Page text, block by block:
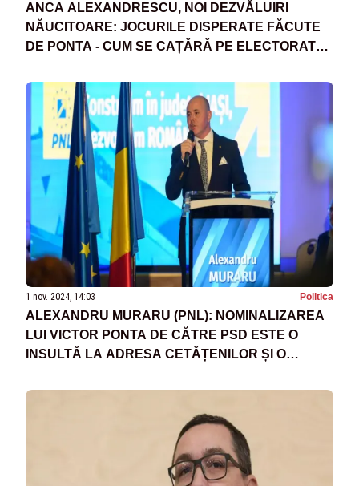
ANCA ALEXANDRESCU, NOI DEZVĂLUIRI
NĂUCITOARE: JOCURILE DISPERATE FĂCUTE
DE PONTA - CUM SE CAȚĂRĂ PE ELECTORATUL
1 nov. 2024, 14:03 Politica
ALEXANDRU MURARU (PNL): NOMINALIZAREA
LUI VICTOR PONTA DE CĂTRE PSD ESTE O
INSULTĂ LA ADRESA CETĂȚENILOR ȘI O
COMPROMIȘI MORAL ȘI POLITIC